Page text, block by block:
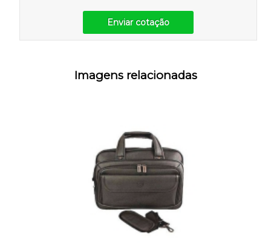
Enviar cotação
Imagens relacionadas